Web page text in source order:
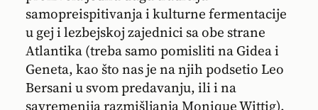
samopreispitivanja i kulturne fermentacije
u gej i lezbejskoj zajednici sa obe strane
Atlantika (treba samo pomisliti na Gidea i
Geneta, kao što nas je na njih podsetio Leo
Bersani u svom predavanju, ili i na
savremenija razmišljanja Monique Wittig).